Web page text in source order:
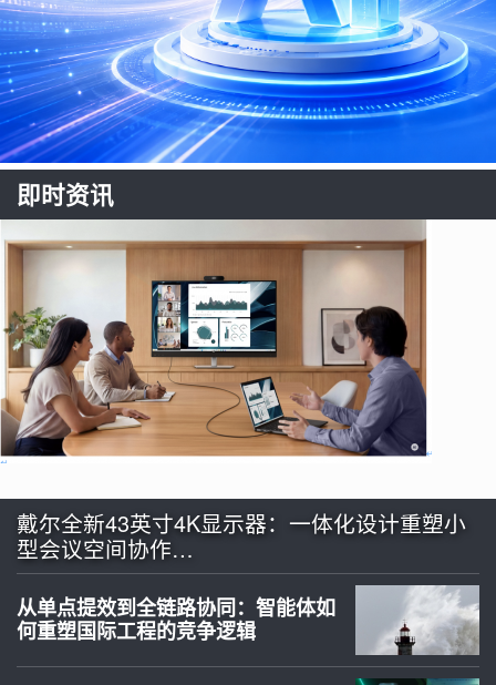
即时资讯
戴尔全新43英寸4K显示器：一体化设计重塑小
型会议空间协作…
从单点提效到全链路协同：智能体如
何重塑国际工程的竞争逻辑